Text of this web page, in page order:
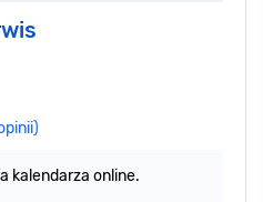
kalendarza online.